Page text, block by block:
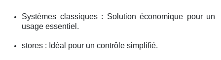
Systèmes classiques : Solution économique pour un
usage essentiel.
stores : Idéal pour un contrôle simplifié.